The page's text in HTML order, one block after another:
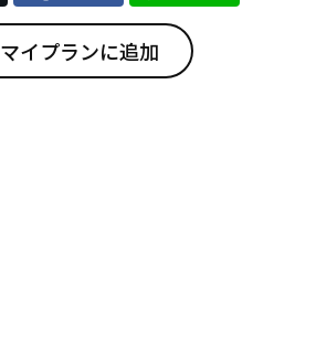
マイプランに追加